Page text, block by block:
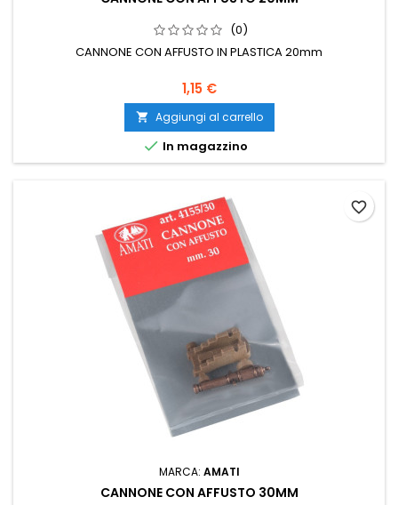
(0)
CANNONE CON AFFUSTO IN PLASTICA 20mm
1,15 €
 Aggiungi al carrello
 In magazzino
MARCA: AMATI
CANNONE CON AFFUSTO 30MM
favorite_border